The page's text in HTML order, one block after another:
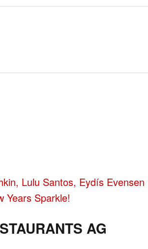
Lulu Santos, Eydís Evensen
Years Sparkle!
AG